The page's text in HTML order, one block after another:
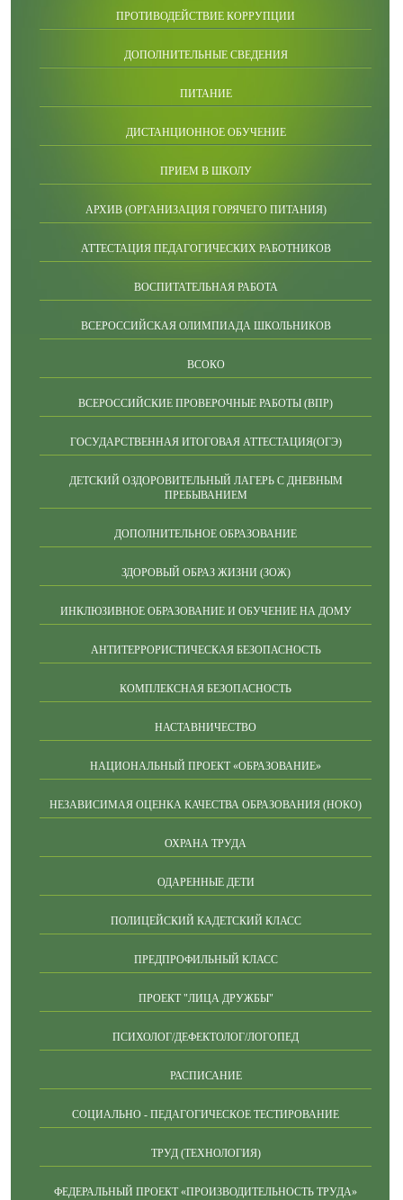
ПРОТИВОДЕЙСТВИЕ КОРРУПЦИИ
ДОПОЛНИТЕЛЬНЫЕ СВЕДЕНИЯ
ПИТАНИЕ
ДИСТАНЦИОННОЕ ОБУЧЕНИЕ
ПРИЕМ В ШКОЛУ
АРХИВ (ОРГАНИЗАЦИЯ ГОРЯЧЕГО ПИТАНИЯ)
АТТЕСТАЦИЯ ПЕДАГОГИЧЕСКИХ РАБОТНИКОВ
ВОСПИТАТЕЛЬНАЯ РАБОТА
ВСЕРОССИЙСКАЯ ОЛИМПИАДА ШКОЛЬНИКОВ
ВСОКО
ВСЕРОССИЙСКИЕ ПРОВЕРОЧНЫЕ РАБОТЫ (ВПР)
ГОСУДАРСТВЕННАЯ ИТОГОВАЯ АТТЕСТАЦИЯ(ОГЭ)
ДЕТСКИЙ ОЗДОРОВИТЕЛЬНЫЙ ЛАГЕРЬ С ДНЕВНЫМ
ПРЕБЫВАНИЕМ
ДОПОЛНИТЕЛЬНОЕ ОБРАЗОВАНИЕ
ЗДОРОВЫЙ ОБРАЗ ЖИЗНИ (ЗОЖ)
ИНКЛЮЗИВНОЕ ОБРАЗОВАНИЕ И ОБУЧЕНИЕ НА ДОМУ
АНТИТЕРРОРИСТИЧЕСКАЯ БЕЗОПАСНОСТЬ
КОМПЛЕКСНАЯ БЕЗОПАСНОСТЬ
НАСТАВНИЧЕСТВО
НАЦИОНАЛЬНЫЙ ПРОЕКТ «ОБРАЗОВАНИЕ»
НЕЗАВИСИМАЯ ОЦЕНКА КАЧЕСТВА ОБРАЗОВАНИЯ (НОКО)
ОХРАНА ТРУДА
ОДАРЕННЫЕ ДЕТИ
ПОЛИЦЕЙСКИЙ КАДЕТСКИЙ КЛАСС
ПРЕДПРОФИЛЬНЫЙ КЛАСС
ПРОЕКТ "ЛИЦА ДРУЖБЫ"
ПСИХОЛОГ/ДЕФЕКТОЛОГ/ЛОГОПЕД
РАСПИСАНИЕ
СОЦИАЛЬНО - ПЕДАГОГИЧЕСКОЕ ТЕСТИРОВАНИЕ
ТРУД (ТЕХНОЛОГИЯ)
ФЕДЕРАЛЬНЫЙ ПРОЕКТ «ПРОИЗВОДИТЕЛЬНОСТЬ ТРУДА»